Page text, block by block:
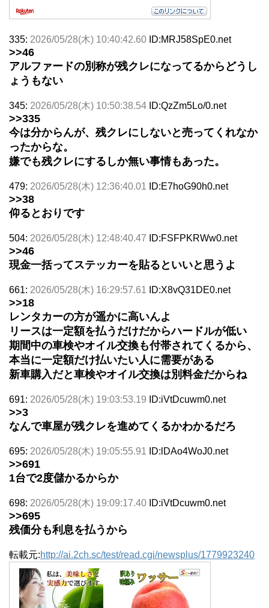
335: 2026/05/28(木) 10:40:42.60 ID:MRJ58SpE0.net
>>46
アルファードの別称が残クレになってるからどうし
ょうもない
345: 2026/05/28(木) 10:50:38.54 ID:QzZm5Lo/0.net
>>335
今は分からんが、残クレにしないと売ってくれなか
ったからな。
嫌でも残クレにするしか無い事情もあった。
479: 2026/05/28(木) 12:36:40.01 ID:E7hoG90h0.net
>>38
仰るとおりです
504: 2026/05/28(木) 12:48:40.47 ID:FSFPKRWw0.net
>>46
現金一括ってステッカーを貼るといいと思うよ
661: 2026/05/28(木) 16:29:57.61 ID:X8vQ31DE0.net
>>18
レンタカーの方が遥かに高いんよ
リースは一定額を払うだけだからハードルが低い
期間中の車検やオイル交換も付帯されてくるから、
本当に一定額だけ払いたい人に需要がある
新車購入だと車検やオイル交換は別料金だからね
691: 2026/05/28(木) 19:03:53.19 ID:iVtDcuwm0.net
>>3
なんで車屋が残クレを進めてくるかわかるだろ
695: 2026/05/28(木) 19:05:55.91 ID:lDAo4WoJ0.net
>>691
1台で2度儲かるからか
698: 2026/05/28(木) 19:09:17.40 ID:iVtDcuwm0.net
>>695
残価分も利息を払うから
転載元:http://ai.2ch.sc/test/read.cgi/newsplus/1779923240